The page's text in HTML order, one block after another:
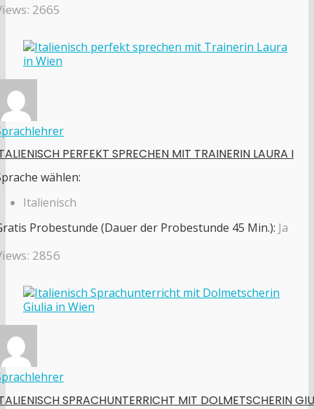
2665
PERFEKT SPRECHEN MIT TRAINERIN LAURA I
wählen:
Italienisch
Probestunde (Dauer der Probestunde 45 Min.): Ja
2856
SPRACHUNTERRICHT MIT DOLMETSCHERIN GIU